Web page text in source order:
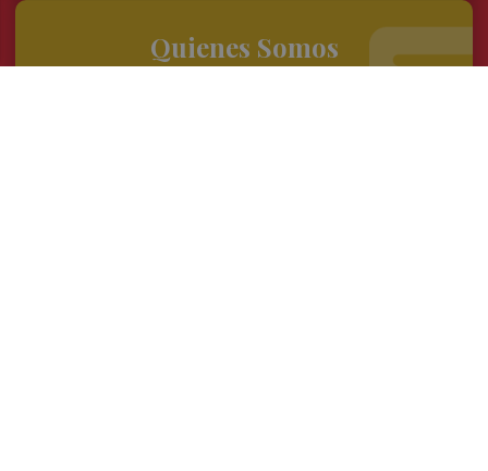
Quienes Somos